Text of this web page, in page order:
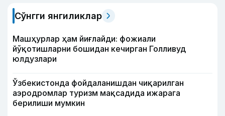
Сўнгги янгиликлар
Машҳурлар ҳам йиғлайди: фожиали
йўқотишларни бошидан кечирган Голливуд
юлдузлари
Ўзбекистонда фойдаланишдан чиқарилган
аэродромлар туризм мақсадида ижарага
берилиши мумкин